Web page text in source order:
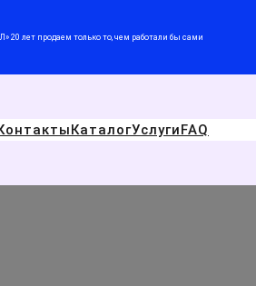
20 лет продаем только то, чем работали бы сами
КаталогУслугиFAQ